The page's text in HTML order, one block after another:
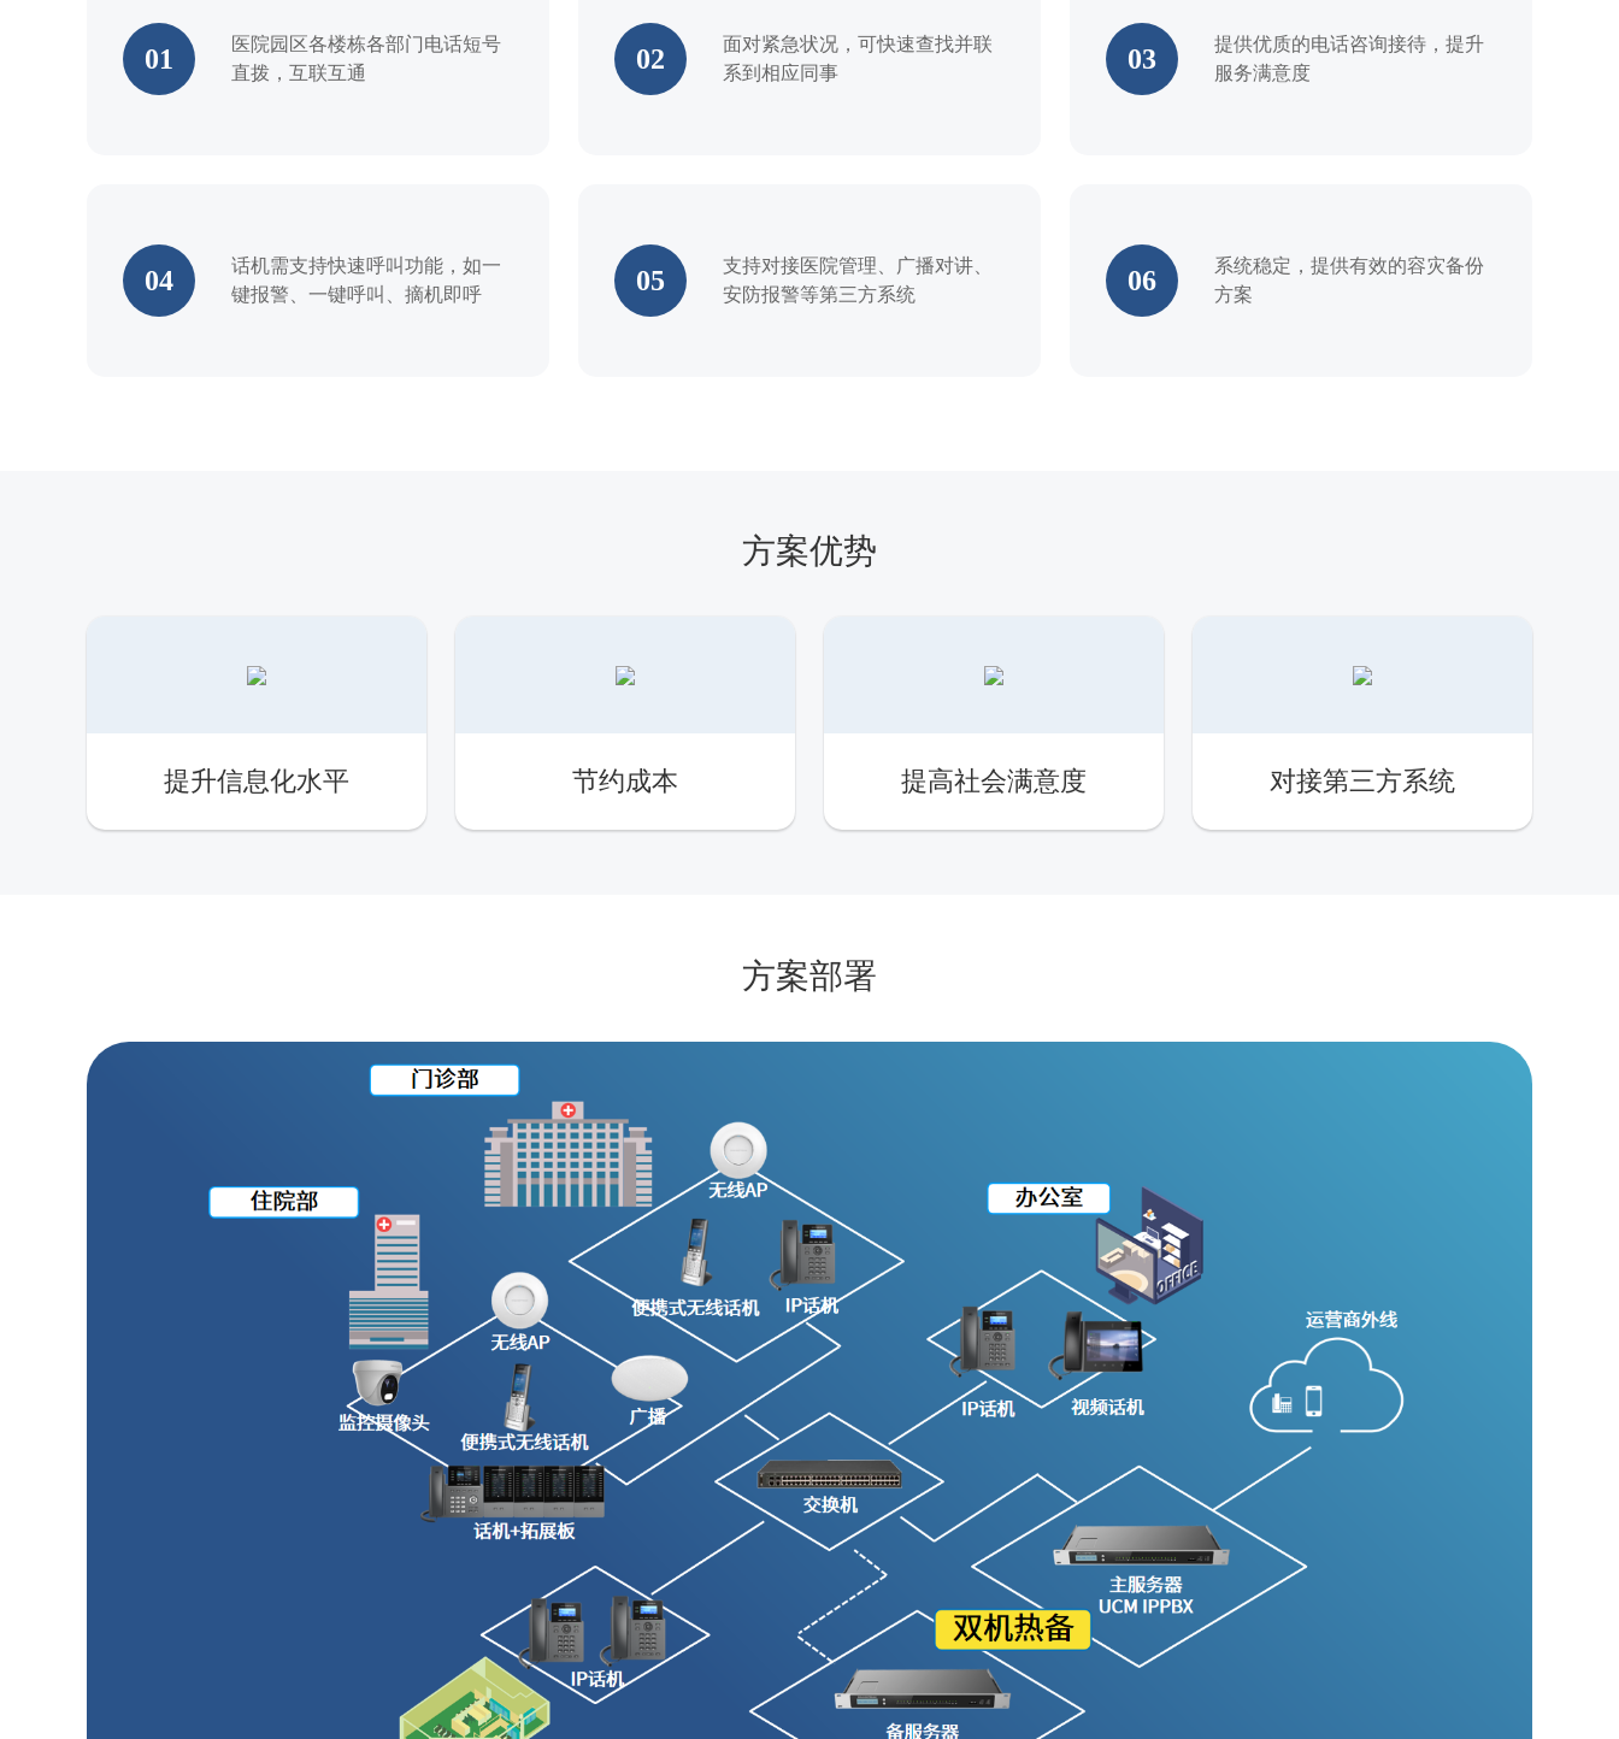
01
医院园区各楼栋各部门电话短号
直拨，互联互通
02
面对紧急状况，可快速查找并联
系到相应同事
03
提供优质的电话咨询接待，提升
服务满意度
04
话机需支持快速呼叫功能，如一
键报警、一键呼叫、摘机即呼
05
支持对接医院管理、广播对讲、
安防报警等第三方系统
06
系统稳定，提供有效的容灾备份
方案
方案优势
提升信息化水平 节约成本 提高社会满意度 对接第三方系统
方案部署